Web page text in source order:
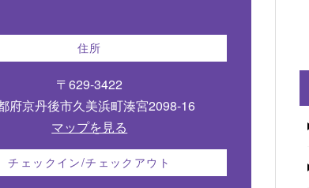
住所
〒629-3422
府京丹後市久美浜町湊宮2098-16
マップを見る
チェックイン/チェックアウト